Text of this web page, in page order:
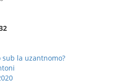
sub la uzantnomo?